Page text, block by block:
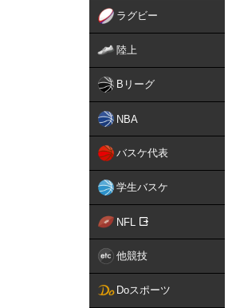
ラグビー
陸上
Bリーグ
NBA
バスケ代表
学生バスケ
NFL
他競技
Doスポーツ